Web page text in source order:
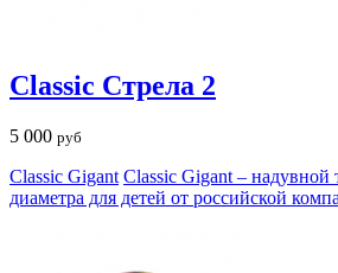
Classic Стрела 2
5 000 руб
Classic Gigant Classic Gigant –
диаметра для детей от российской